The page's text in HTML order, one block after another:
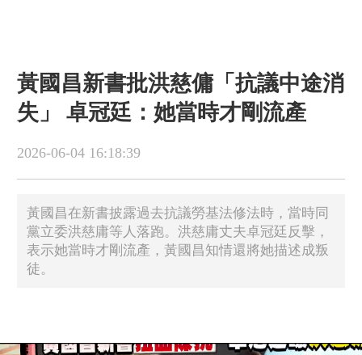
黃國昌新書批洪慈傭「抗議中途消
失」 卓冠廷：她當時才剛流產
2026-06-04 16:18:39
黃國昌在新書披露過去抗議勞基法修法時，當時同
黨立委洪慈庸等人落跑。洪慈庸丈夫卓冠廷反擊，
表示她當時才剛流產，黃國昌知情還將她描述成叛
徒。